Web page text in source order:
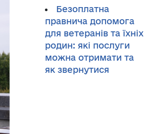
Безоплатна
правнича допомога
для ветеранів та їхніх
родин: які послуги
можна отримати та
як звернутися